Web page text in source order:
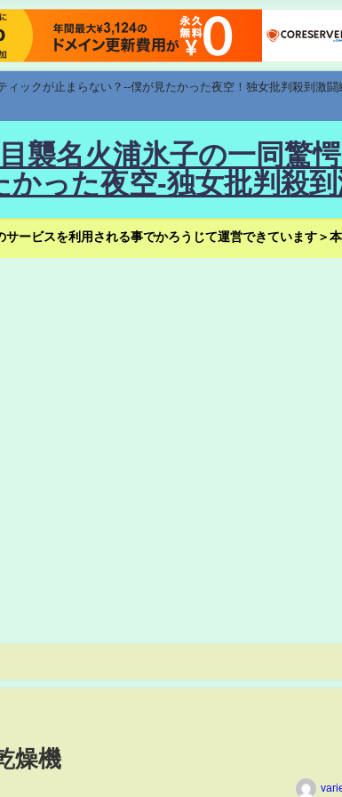
ックが止まらない？--僕が見たかった夜空！独女批判殺到激
襲名火浦氷子の一同驚
った夜空-独女批判殺
ービスを利用される事でかろうじて運営できています＞
燥機